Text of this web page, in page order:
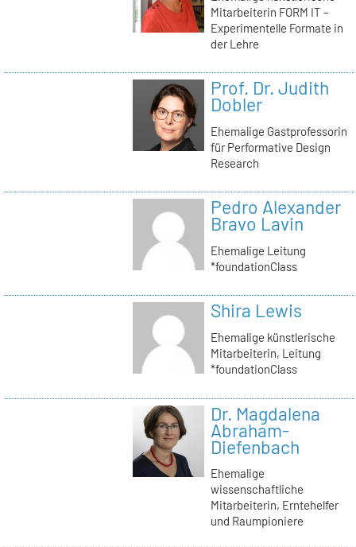
Mitarbeiterin FORM IT –
Experimentelle Formate in
der Lehre
Prof. Dr. Judith
Dobler
Ehemalige Gastprofessorin
für Performative Design
Research
Pedro Alexander
Bravo Lavin
Ehemalige Leitung
*foundationClass
Shira Lewis
Ehemalige künstlerische
Mitarbeiterin, Leitung
*foundationClass
Dr. Magdalena
Abraham-
Diefenbach
Ehemalige
wissenschaftliche
Mitarbeiterin, Erntehelfer
und Raumpioniere